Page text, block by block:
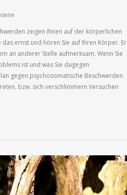
zeigen Ihnen auf der körperlichen
ernst und hören Sie auf Ihren Körper. Er
an anderer Stelle aufmerksam. Wenn Sie
ist und was Sie dagegen
gegen psychosomatische Beschwerden
bzw. sich verschlimmern Versuchen